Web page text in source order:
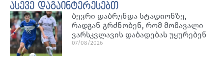
ასევე დაგაინტერესებთ
ბევრი დაბრუნდა სტადიონზე,
რადგან გრძნობენ, რომ მომავალი
ვარსკვლავის დაბადებას უყურებენ
07/08/2026